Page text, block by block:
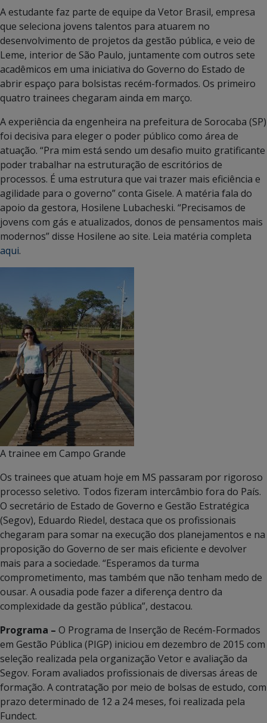
A estudante faz parte de equipe da Vetor Brasil, empresa
que seleciona jovens talentos para atuarem no
desenvolvimento de projetos da gestão pública, e veio de
Leme, interior de São Paulo, juntamente com outros sete
acadêmicos em uma iniciativa do Governo do Estado de
abrir espaço para bolsistas recém-formados. Os primeiro
quatro trainees chegaram ainda em março.
A experiência da engenheira na prefeitura de Sorocaba (SP)
foi decisiva para eleger o poder público como área de
atuação. “Pra mim está sendo um desafio muito gratificante
poder trabalhar na estruturação de escritórios de
processos. É uma estrutura que vai trazer mais eficiência e
agilidade para o governo” conta Gisele. A matéria fala do
apoio da gestora, Hosilene Lubacheski. “Precisamos de
jovens com gás e atualizados, donos de pensamentos mais
modernos” disse Hosilene ao site. Leia matéria completa
aqui.
A trainee em Campo Grande
Os trainees que atuam hoje em MS passaram por rigoroso
processo seletivo. Todos fizeram intercâmbio fora do País.
O secretário de Estado de Governo e Gestão Estratégica
(Segov), Eduardo Riedel, destaca que os profissionais
chegaram para somar na execução dos planejamentos e na
proposição do Governo de ser mais eficiente e devolver
mais para a sociedade. “Esperamos da turma
comprometimento, mas também que não tenham medo de
ousar. A ousadia pode fazer a diferença dentro da
complexidade da gestão pública”, destacou.
Programa – O Programa de Inserção de Recém-Formados
em Gestão Pública (PIGP) iniciou em dezembro de 2015 com
seleção realizada pela organização Vetor e avaliação da
Segov. Foram avaliados profissionais de diversas áreas de
formação. A contratação por meio de bolsas de estudo, com
prazo determinado de 12 a 24 meses, foi realizada pela
Fundect.